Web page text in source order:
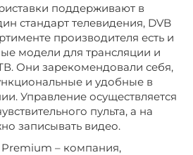
поддерживают в
стандарт телевидения, DVB
производителя есть и
модели для трансляции и
Они зарекомендовали себя,
и удобные в
Управление осуществляется
пульта, а на
записывать видео.
– компания,